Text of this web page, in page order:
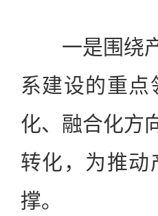
一是围绕产
系建设的重
化、融合化方
转化，为推动
撑。